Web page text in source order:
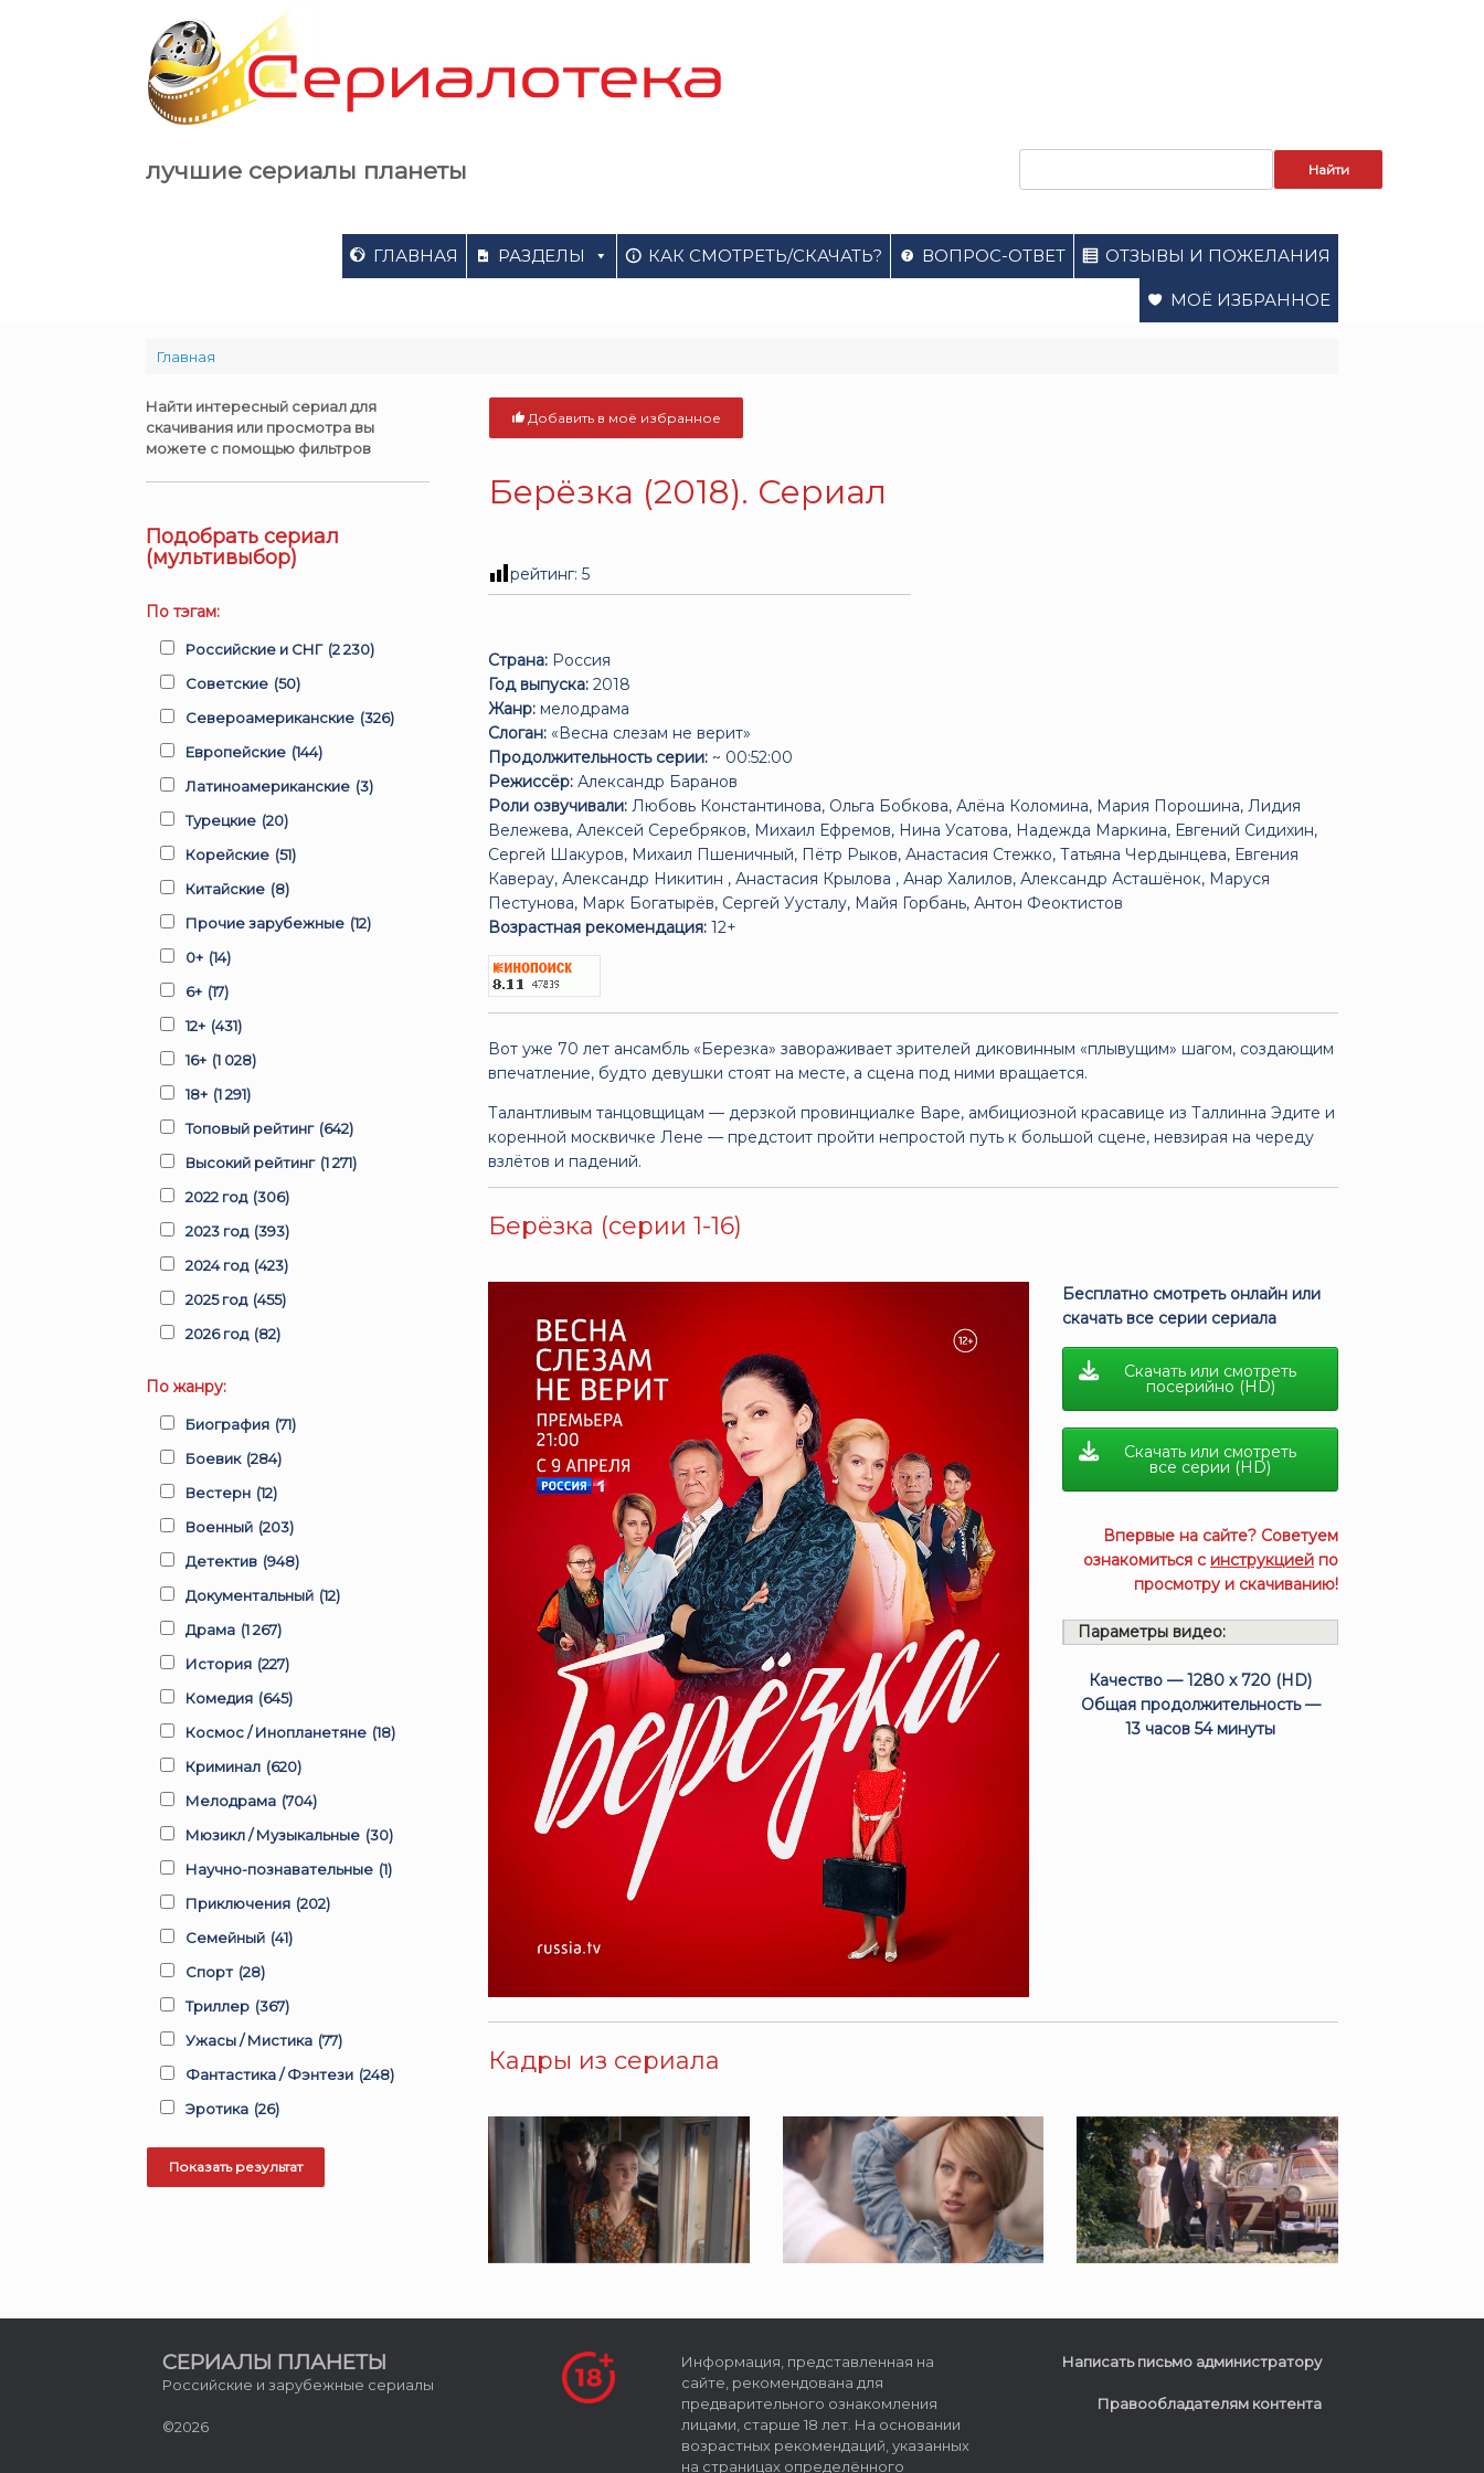
лучшие сериалы планеты
ГЛАВНАЯ РАЗДЕЛЫ КАК СМОТРЕТЬ/СКАЧАТЬ? ВОПРОС-ОТВЕТ ОТЗЫВЫ И ПОЖЕЛАНИЯ
МОЁ ИЗБРАННОЕ
Главная
Добавить в моё избранное
Берёзка (2018). Сериал
рейтинг:5
Страна: Россия
Год выпуска: 2018
Жанр: мелодрама
Слоган: «Весна слезам не верит»
Продолжительность серии: ~ 00:52:00
Режиссёр: Александр Баранов
Роли озвучивали: Любовь Константинова, Ольга Бобкова, Алёна Коломина, Мария Порошина, Лидия
Вележева, Алексей Серебряков, Михаил Ефремов, Нина Усатова, Надежда Маркина, Евгений Сидихин,
Сергей Шакуров, Михаил Пшеничный, Пётр Рыков, Анастасия Стежко, Татьяна Чердынцева, Евгения
Каверау, Александр Никитин , Анастасия Крылова , Анар Халилов, Александр Асташёнок, Маруся
Пестунова, Марк Богатырёв, Сергей Уусталу, Майя Горбань, Антон Феоктистов
Возрастная рекомендация: 12+
Вот уже 70 лет ансамбль «Березка» завораживает зрителей диковинным «плывущим» шагом, создающим
впечатление, будто девушки стоят на месте, а сцена под ними вращается.
Талантливым танцовщицам — дерзкой провинциалке Варе, амбициозной красавице из Таллинна Эдите и
коренной москвичке Лене — предстоит пройти непростой путь к большой сцене, невзирая на череду
взлётов и падений.
Берёзка (серии 1-16)
Бесплатно смотреть онлайн или
скачать все серии сериала
Скачать или смотреть
посерийно (HD)
Скачать или смотреть
все серии (HD)
Впервые на сайте? Советуем
ознакомиться с инструкцией по
просмотру и скачиванию!
Параметры видео:
Качество — 1280 x 720 (HD)
Общая продолжительность —
13 часов 54 минуты
Кадры из сериала
Найти интересный сериал для
скачивания или просмотра вы
можете с помощью фильтров
Подобрать сериал
(мультивыбор)
По тэгам:
Российские и СНГ (2 230)
Советские (50)
Североамериканские (326)
Европейские (144)
Латиноамериканские (3)
Турецкие (20)
Корейские (51)
Китайские (8)
Прочие зарубежные (12)
0+ (14)
6+ (17)
12+ (431)
16+ (1 028)
18+ (1 291)
Топовый рейтинг (642)
Высокий рейтинг (1 271)
2022 год (306)
2023 год (393)
2024 год (423)
2025 год (455)
2026 год (82)
По жанру:
Биография (71)
Боевик (284)
Вестерн (12)
Военный (203)
Детектив (948)
Документальный (12)
Драма (1 267)
История (227)
Комедия (645)
Космос / Инопланетяне (18)
Криминал (620)
Мелодрама (704)
Мюзикл / Музыкальные (30)
Научно-познавательные (1)
Приключения (202)
Семейный (41)
Спорт (28)
Триллер (367)
Ужасы / Мистика (77)
Фантастика / Фэнтези (248)
Эротика (26)
СЕРИАЛЫ ПЛАНЕТЫ
Российские и зарубежные сериалы
©2026
Информация, представленная на
сайте, рекомендована для
предварительного ознакомления
лицами, старше 18 лет. На основании
возрастных рекомендаций, указанных
на страницах определённого
Написать письмо администратору
Правообладателям контента